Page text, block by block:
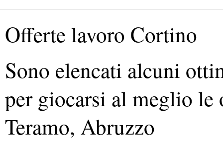
Offerte lavoro Cortino
Sono elencati alcuni
per giocarsi al meglio
Teramo, Abruzzo